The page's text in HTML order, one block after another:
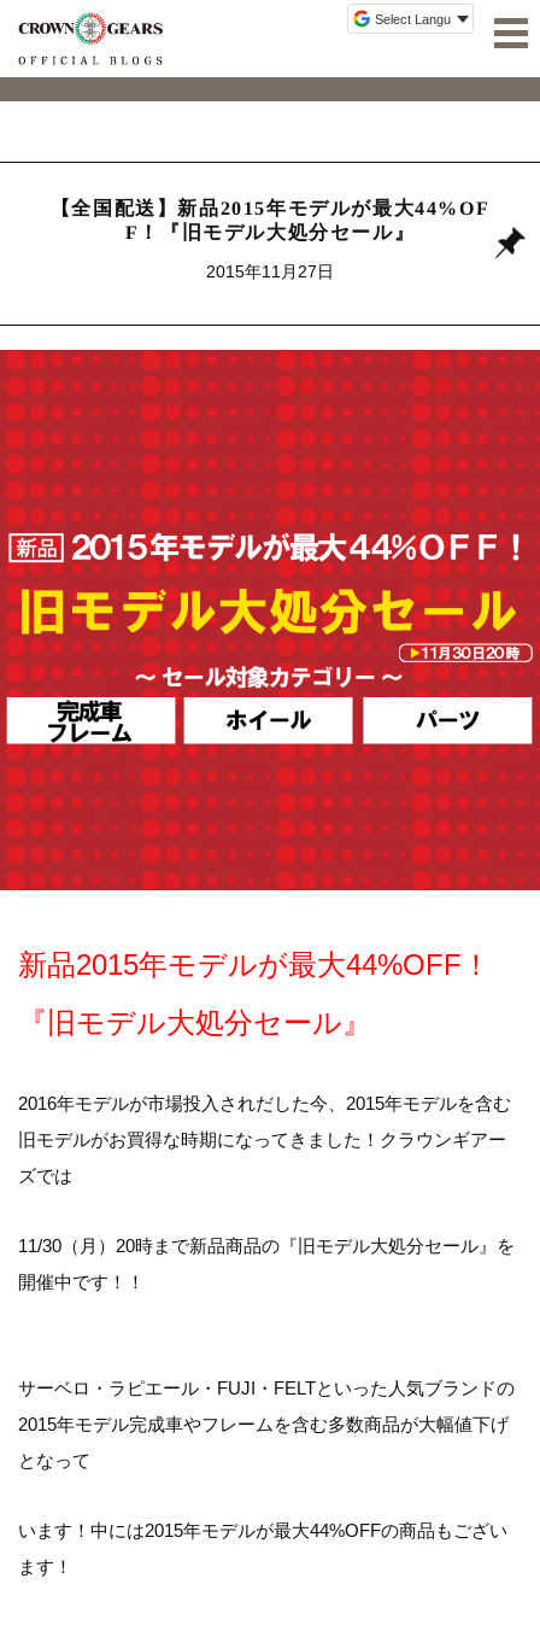
【全国配送】新品2015年モデルが最大44%OF
F！『旧モデル大処分セール』
2015年11月27日
新品2015年モデルが最大44%OFF！
『旧モデル大処分セール』
2016年モデルが市場投入されだした今、2015年モデルを含む
旧モデルがお買得な時期になってきました！クラウンギアー
ズでは
11/30（月）20時まで新品商品の『旧モデル大処分セール』を
開催中です！！
サーベロ・ラピエール・FUJI・FELTといった人気ブランドの
2015年モデル完成車やフレームを含む多数商品が大幅値下げ
となって
います！中には2015年モデルが最大44%OFFの商品もござい
ます！